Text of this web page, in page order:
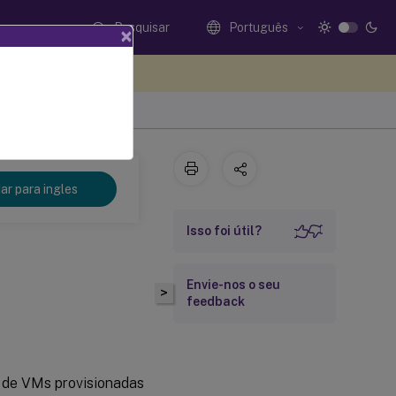
Pesquisar Português
para ingles
VMs provisionadas
>
Isso foi útil?
Envie-nos o seu
feedback
×